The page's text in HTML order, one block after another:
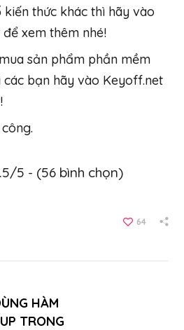
kiến thức khác thì hãy vào
xem thêm nhé!
sản phẩm phần mềm
các bạn hãy vào Keyoff.net
5 - (56 bình chọn)
64
HÀM
TRONG